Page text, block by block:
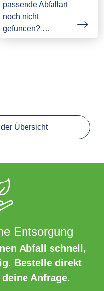
passende Abfallart
noch nicht
gefunden? …
Übersicht
Entsorgung
Abfall schnell,
Bestelle direkt
Anfrage.